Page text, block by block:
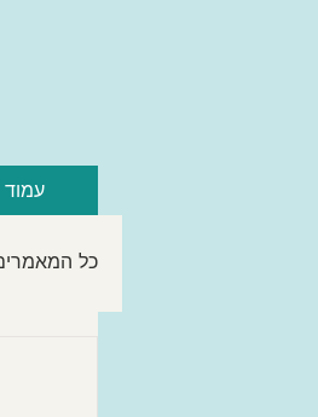
כל